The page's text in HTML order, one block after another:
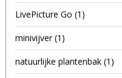
LivePicture Go (1)
minivijver(1)
natuurlijke plantenbak (1)